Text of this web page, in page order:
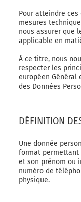
Pour atteindre
mesures
nous assurer que
applicable en
À ce titre, nous
respecter les
européen
des Données
DÉFINITION
Une donnée
format permettant
et son prénom ou
numéro de
physique.